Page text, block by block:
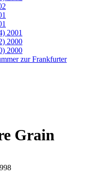
2001
2000
2000
zur Frankfurter
Grain